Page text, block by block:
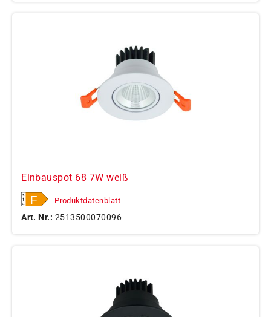
Einbauspot 68 7W weiß
Produktdatenblatt
Art. Nr.: 2513500070096